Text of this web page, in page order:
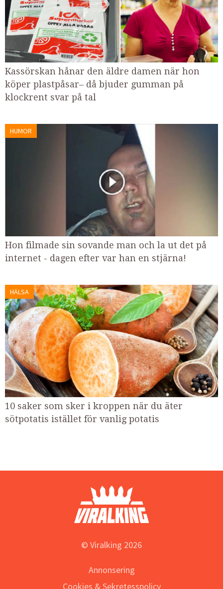
Kassörskan hånar den äldre damen när hon
köper plastpåsar– då bjuder gumman på
klockrent svar på tal
HUMOR
Hon filmade sin sovande man och la ut det på
internet - dagen efter var han en stjärna!
HÄLSA
10 saker som sker i kroppen när du äter
sötpotatis istället för vanlig potatis
© Viralking 2026
Annonsering
Cookies & Sekretesspolicy